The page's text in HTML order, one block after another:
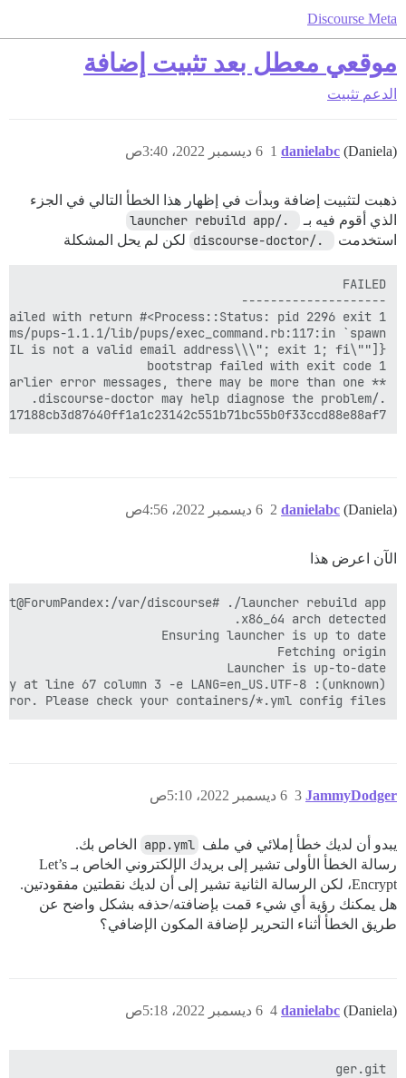
Discourse Meta
موقعي معطل بعد تثبيت إضافة
الدعم تثبيت
danielabc (Daniela) 6 ديسمبر 2022، 3:40ص 1
ذهبت لتثبيت إضافة وبدأت في إظهار هذا الخطأ التالي في الجزء
الذي أقوم فيه بـ
./launcher rebuild app
استخدمت ./discourse-doctor لكن لم يحل المشكلة
danielabc (Daniela) 6 ديسمبر 2022، 4:56ص 2
الآن اعرض هذا
error. Please check your containers/*.yml config files.
JammyDodger 6 ديسمبر 2022، 5:10ص 3
يبدو أن لديك خطأ إملائي في ملف app.yml
الخاص بك.
رسالة الخطأ الأولى تشير إلى بريدك الإلكتروني الخاص بـ Let’s
Encrypt، لكن الرسالة الثانية تشير إلى أن لديك نقطتين مفقودتين.
هل يمكنك رؤية أي شيء قمت بإضافته/حذفه بشكل واضح عن
طريق الخطأ أثناء التحرير لإضافة المكون الإضافي؟
danielabc (Daniela) 6 ديسمبر 2022، 5:18ص 4